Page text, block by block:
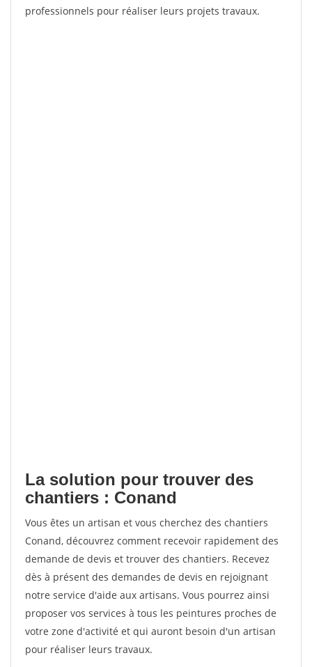
professionnels pour réaliser leurs projets travaux.
La solution pour trouver des
chantiers : Conand
Vous êtes un artisan et vous cherchez des chantiers
Conand, découvrez comment recevoir rapidement des
demande de devis et trouver des chantiers. Recevez
dès à présent des demandes de devis en rejoignant
notre service d'aide aux artisans. Vous pourrez ainsi
proposer vos services à tous les peintures proches de
votre zone d'activité et qui auront besoin d'un artisan
pour réaliser leurs travaux.